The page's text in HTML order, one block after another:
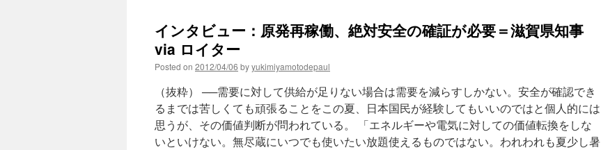
インタビュー：原発再稼働、絶対安全の確証が必要＝滋賀県知事
via ロイター
Posted on 2012/04/06 byyukimiyamotodepaul
（抜粋） ──需要に対して供給が足りない場合は需要を減らすしかない。安全が確認でき
るまでは苦しくても頑張ることをこの夏、日本国民が経験してもいいのではと個人的には
思うが、その価値判断が問われている。 「エネルギーや電気に対しての価値転換をしな
いといけない。無尽蔵にいつでも使いたい放題使えるものではない。われわれも夏少し暑